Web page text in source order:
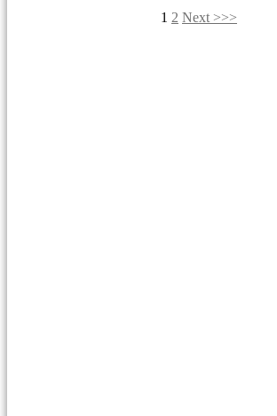
1 2 Next >>>